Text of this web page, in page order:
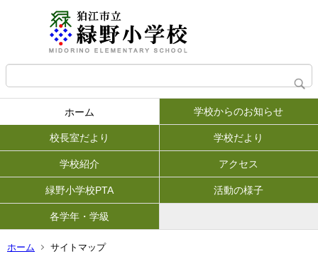
ホーム 学校からのお知らせ
校長室だより 学校だより
学校紹介 アクセス
緑野小学校PTA 活動の様子
各学年・学級
ホーム サイトマップ